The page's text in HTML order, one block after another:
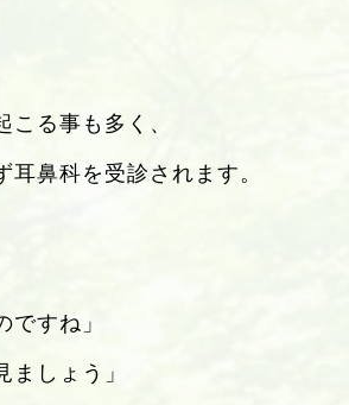
る事も多く、
耳鼻科を受診されます。
ですね」
ましょう」